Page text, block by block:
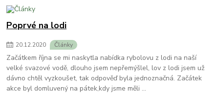
Poprvé na lodi
20.12.2020 Články
Začátkem října se mi naskytla nabídka rybolovu z lodi na naší
velké svazové vodě, dlouho jsem nepřemýšlel, lov z lodi jsem už
dávno chtěl vyzkoušet, tak odpověď byla jednoznačná. Začátek
akce byl domluvený na pátek,kdy jsme měli ...